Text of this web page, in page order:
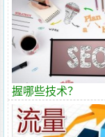
握哪些技术？